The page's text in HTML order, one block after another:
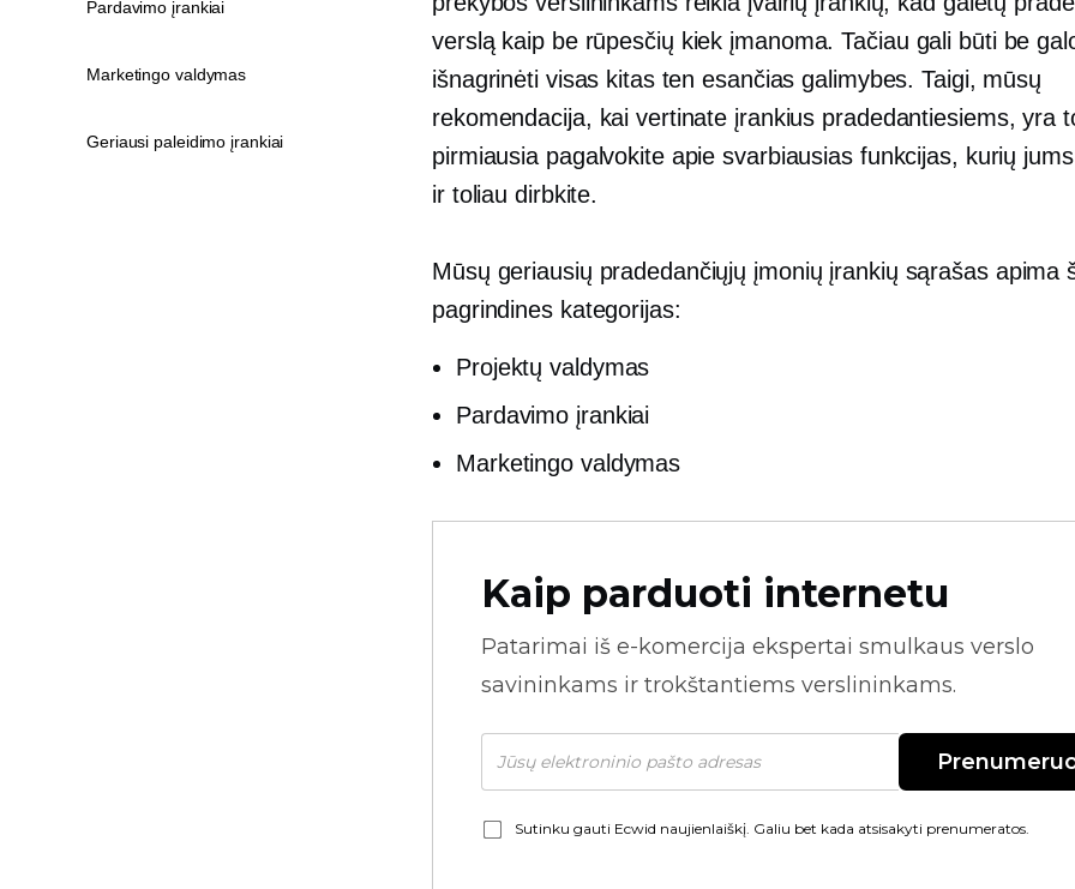
verslą kaip be rūpesčių kiek įmanoma. Tačiau gali būti be
išnagrinėti visas kitas ten esančias galimybes. Taigi, mūsų
rekomendacija, kai vertinate įrankius pradedantiesiems, yra
pirmiausia pagalvokite apie svarbiausias funkcijas, kurių
ir toliau dirbkite.
Mūsų geriausių pradedančiųjų įmonių įrankių sąrašas apima
pagrindines kategorijas:
Projektų valdymas
Pardavimo įrankiai
Marketingo valdymas
Kaip parduoti internetu
Patarimai iš e-komercija ekspertai smulkaus verslo
savininkams ir trokštantiems verslininkams.
Sutinku gauti Ecwid naujienlaiškį. Galiu bet kada atsisakyti prenumeratos.
Pardavimo įrankiai
Marketingo valdymas
Geriausi paleidimo įrankiai